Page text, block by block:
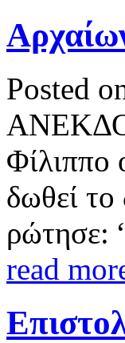
Posted
Φίλιππο
δωθεί
ρώτησε:
read